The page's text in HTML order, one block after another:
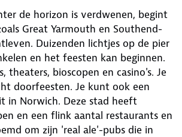
de horizon is verdwenen, begint
Great Yarmouth en Southend-
Duizenden lichtjes op de pier
en het feesten kan beginnen.
theaters, bioscopen en casino's. Je
doorfeesten. Je kunt ook een
in Norwich. Deze stad heeft
en een flink aantal restaurants en
om zijn 'real ale'-pubs die in